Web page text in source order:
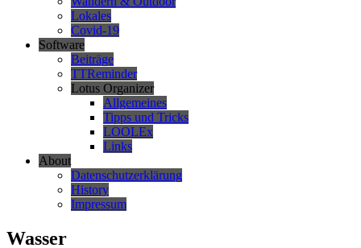
Lokales
Covid-19
Software
Beiträge
TTReminder
Lotus Organizer
Allgemeines
Tipps und Tricks
LOOLEx
Links
About
Datenschutzerklärung
History
Impressum
Wasser